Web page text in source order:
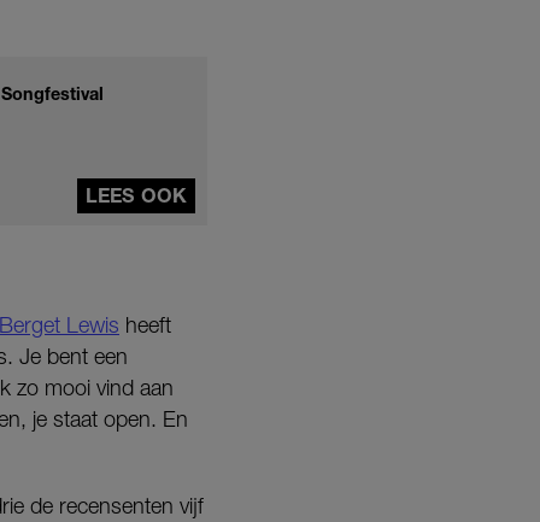
LEES OOK
Berget Lewis heeft
Je bent een
zo mooi vind aan
je staat open. En
de recensenten vijf